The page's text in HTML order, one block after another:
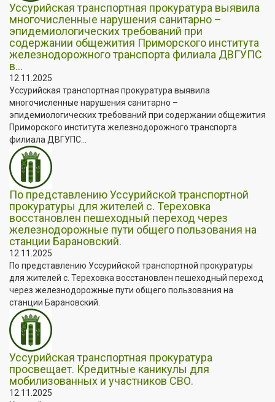
Уссурийская транспортная прокуратура выявила
многочисленные нарушения санитарно –
эпидемиологических требований при
содержании общежития Приморского института
железнодорожного транспорта филиала ДВГУПС
в...
12.11.2025
Уссурийская транспортная прокуратура выявила
многочисленные нарушения санитарно –
эпидемиологических требований при содержании общежития
Приморского института железнодорожного транспорта
филиала ДВГУПС...
По представлению Уссурийской транспортной
прокуратуры для жителей с. Тереховка
восстановлен пешеходный переход через
железнодорожные пути общего пользования на
станции Барановский.
12.11.2025
По представлению Уссурийской транспортной прокуратуры
для жителей с. Тереховка восстановлен пешеходный переход
через железнодорожные пути общего пользования на
станции Барановский.
Уссурийская транспортная прокуратура
просвещает. Кредитные каникулы для
мобилизованных и участников СВО.
12.11.2025